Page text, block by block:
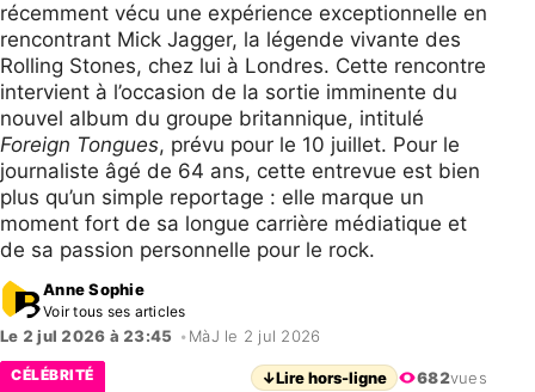
récemment vécu une expérience exceptionnelle en
rencontrant Mick Jagger, la légende vivante des
Rolling Stones, chez lui à Londres. Cette rencontre
intervient à l’occasion de la sortie imminente du
nouvel album du groupe britannique, intitulé
Foreign Tongues, prévu pour le 10 juillet. Pour le
journaliste âgé de 64 ans, cette entrevue est bien
plus qu’un simple reportage : elle marque un
moment fort de sa longue carrière médiatique et
de sa passion personnelle pour le rock.
Anne Sophie
Voir tous ses articles
Le 2 jul 2026 à 23:45 • MàJ le 2 jul 2026
CÉLÉBRITÉ ↓Lire hors-ligne 682vues